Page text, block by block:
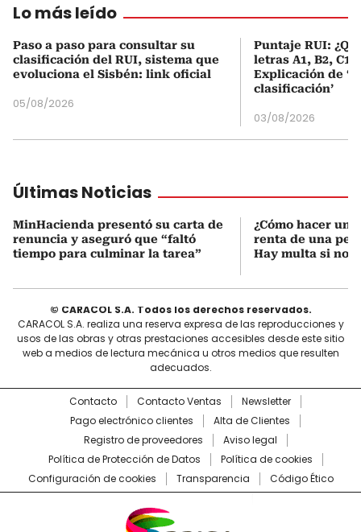
Lo más leído
Paso a paso para consultar su
clasificación del RUI, sistema que
evoluciona el Sisbén: link oficial
05/08/2026
Puntaje RUI:
letras A1, B2, C1
Explicación de
clasificación’
03/08/2026
Últimas Noticias
MinHacienda presentó su carta de
renuncia y aseguró que “faltó
tiempo para culminar la tarea”
¿Cómo hacer
renta de una
Hay multa si no
© CARACOL S.A. Todos los derechos reservados.
CARACOL S.A. realiza una reserva expresa de las reproducciones y
usos de las obras y otras prestaciones accesibles desde este sitio
web a medios de lectura mecánica u otros medios que resulten
adecuados.
Contacto Contacto Ventas
Newsletter
Pago electrónico clientes
Alta de Clientes
Registro de proveedores
Aviso legal
Política de Protección de Datos
Política de cookies
Configuración de cookies
Transparencia Código Ético